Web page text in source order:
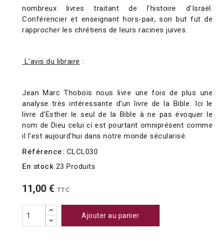
nombreux livres traitant de l’histoire d’Israël.
Conférencier et enseignant hors-pair, son but fut de
rapprocher les chrétiens de leurs racines juives.
L'avis du libraire :
Jean Marc Thobois nous livre une fois de plus une
analyse très intéressante d'un livre de la Bible. Ici le
livre d'Esther le seul de la Bible à ne pas évoquer le
nom de Dieu celui ci est pourtant omniprésent comme
il l'est aujourd'hui dans notre monde sécularisé.
Référence: CLCL030
En stock 23 Produits
11,00 € TTC
Ajouter au panier